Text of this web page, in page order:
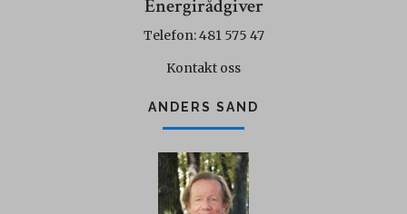
Energirådgiver
Telefon: 481 575 47
Kontakt oss
ANDERS SAND